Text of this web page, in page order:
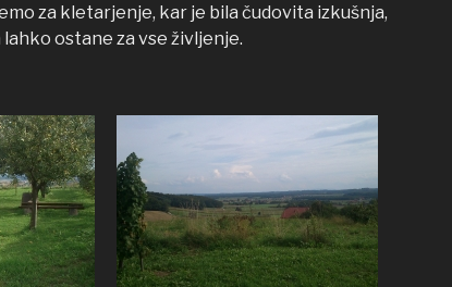
za kletarjenje, kar je bila čudovita izkušnja,
ostane za vse življenje.